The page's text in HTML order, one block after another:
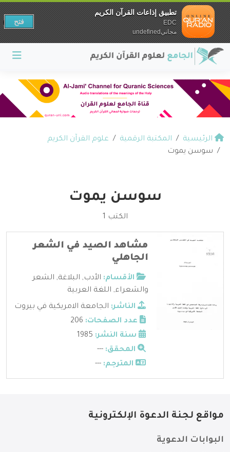
الرئيسية المكتبة الرقمية
علوم القرآن الكريم
سوسن يموت
سوسن يموت
الكتب 1
مشاهد الصيد في الشعر
الجاهلي
الأقسام: الأدب, البلاغة, الشعر
والشعراء, اللغة العربية
الناشر: الجامعة الامريكية في بيروت
عدد الصفحات:
سنة النشر:
المحقق: ---
المترجم: ---
مواقع لجنة الدعوة الإلكترونية
البوابات الدعوية
تطبيق إذاعات القرآن الكريم
EDC
مجانيundefined
فتح